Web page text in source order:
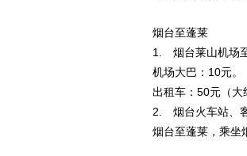
烟台至蓬莱
1. 烟台莱山机场
机场大巴：10元。
出租车：50元（大
2. 烟台火车站、
烟台至蓬莱，乘坐